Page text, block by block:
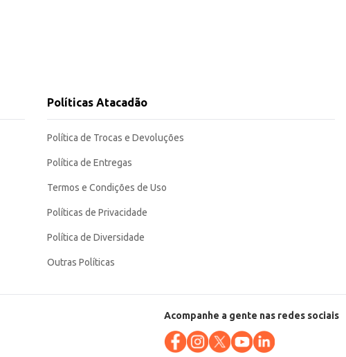
Políticas Atacadão
Política de Trocas e Devoluções
Política de Entregas
Termos e Condições de Uso
Políticas de Privacidade
Política de Diversidade
Outras Políticas
Acompanhe a gente nas redes sociais